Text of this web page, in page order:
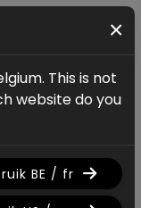
×
This is not
website do you
BE / fr